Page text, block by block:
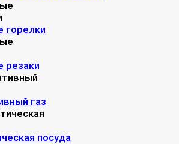
горелки
резаки
газ
посуда